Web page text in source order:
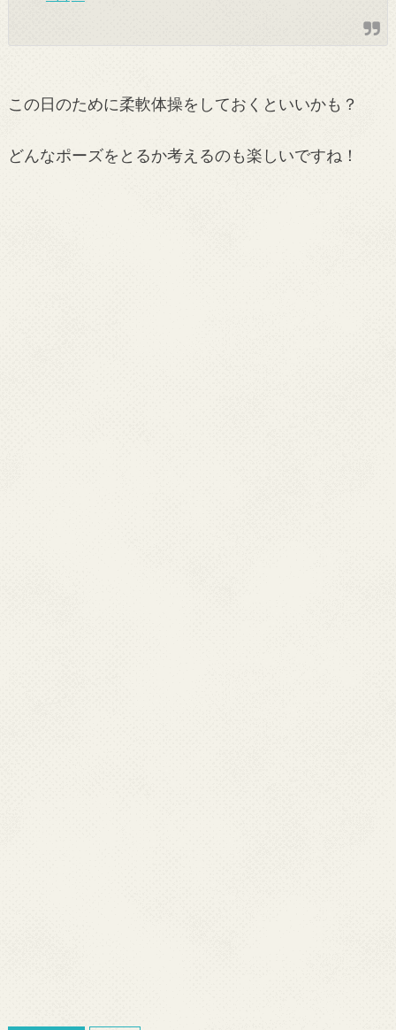
この日のために柔軟体操をしておくといいかも？
どんなポーズをとるか考えるのも楽しいですね！